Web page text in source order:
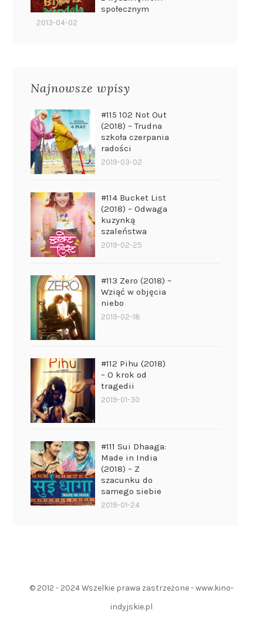
społecznym
2013-04-02
Najnowsze wpisy
#115 102 Not Out
(2018) – Trudna
szkoła czerpania
radości
2019-03-02
#114 Bucket List
(2018) – Odwaga
kuzynką
szaleństwa
2019-02-25
#113 Zero (2018) –
Wziąć w objęcia
niebo
2019-02-18
#112 Pihu (2018)
– O krok od
tragedii
2019-01-30
#111 Sui Dhaaga:
Made in India
(2018) – Z
szacunku do
samego siebie
2019-01-24
© 2012 - 2024 Wszelkie prawa zastrzeżone - www.kino-
indyjskie.pl